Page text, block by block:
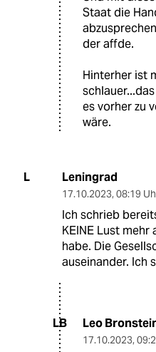
Staat die
der affde.
Hinterher ist
es vorher zu
wäre.
L Leningrad
17.10.2023, 08:19
Ich schrieb
KEINE Lust
habe. Die
auseinander. Ich
LB Leo
17.10.2023,